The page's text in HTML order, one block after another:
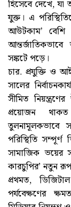
হিসেবে দেখে, যা
যুক্ত। এ
আউটকাম’ বেশি
সঙ্কটে পড়ে।
চার. প্রযুক্তি ও
সালের
সীমিত
প্রয়োজন
পরিস্থিতি
সামাজিক ভয়ের
কারচুপির’ নতুন
প্রথমত,
পর্যবেক্ষণের